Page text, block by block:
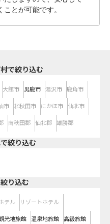
ことが可能です。
で絞り込む
大館市 男鹿市 湯沢市 鹿角市
市 北秋田市 にかほ市 仙北市
南秋田郡 仙北郡 雄勝郡
絞り込む
り込む
テル リゾートホテル
光地旅館 温泉地旅館 高級旅館